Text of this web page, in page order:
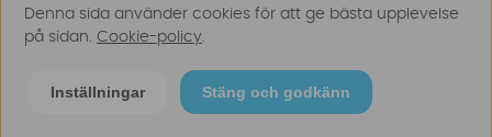
mer här
Denna sida använder cookies för att ge bästa upplevelse
på sidan. Cookie-policy.
Inställningar Stäng och godkänn